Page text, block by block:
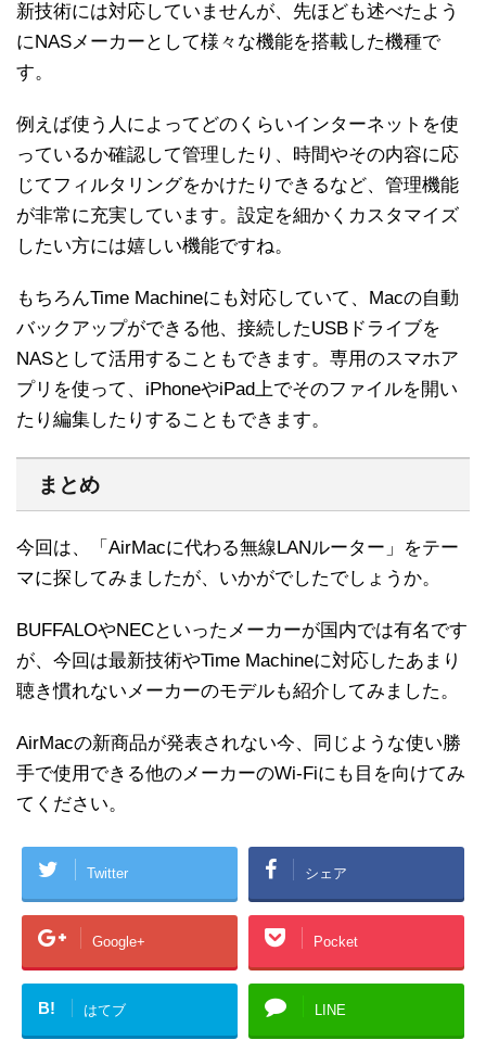
新技術には対応していませんが、先ほども述べたよう
にNASメーカーとして様々な機能を搭載した機種で
す。
例えば使う人によってどのくらいインターネットを使
っているか確認して管理したり、時間やその内容に応
じてフィルタリングをかけたりできるなど、管理機能
が非常に充実しています。設定を細かくカスタマイズ
したい方には嬉しい機能ですね。
もちろんTime Machineにも対応していて、Macの自動
バックアップができる他、接続したUSBドライブを
NASとして活用することもできます。専用のスマホア
プリを使って、iPhoneやiPad上でそのファイルを開い
たり編集したりすることもできます。
まとめ
今回は、「AirMacに代わる無線LANルーター」をテー
マに探してみましたが、いかがでしたでしょうか。
BUFFALOやNECといったメーカーが国内では有名です
が、今回は最新技術やTime Machineに対応したあまり
聴き慣れないメーカーのモデルも紹介してみました。
AirMacの新商品が発表されない今、同じような使い勝
手で使用できる他のメーカーのWi-Fiにも目を向けてみ
てください。
Twitter シェア
Google+ Pocket
B! はてブ LINE